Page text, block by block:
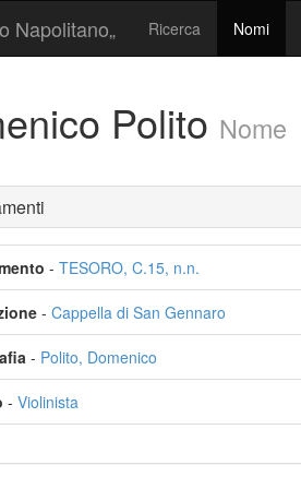
Napolitano„ Ricerca Nomi
Polito Nome
- TESORO, C.15, n.n.
- Cappella di San Gennaro
- Polito, Domenico
- Violinista